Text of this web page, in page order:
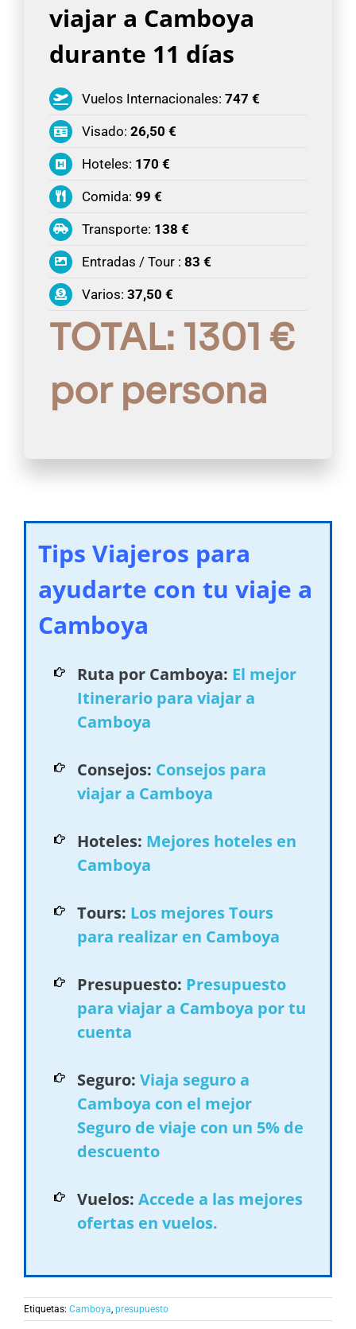
viajar a Camboya
durante 11 días
Vuelos Internacionales: 747 €
Visado: 26,50 €
Hoteles: 170 €
Comida: 99 €
Transporte: 138 €
Entradas / Tour : 83 €
Varios: 37,50 €
TOTAL: 1301 €
por persona
Tips Viajeros para
ayudarte con tu viaje a
Camboya
Ruta por Camboya: El mejor
Itinerario para viajar a
Camboya
Consejos: Consejos para
viajar a Camboya
Hoteles: Mejores hoteles en
Camboya
Tours: Los mejores Tours
para realizar en Camboya
Presupuesto: Presupuesto
para viajar a Camboya por tu
cuenta
Seguro: Viaja seguro a
Camboya con el mejor
Seguro de viaje con un 5% de
descuento
Vuelos: Accede a las mejores
ofertas en vuelos.
Etiquetas: Camboya, presupuesto